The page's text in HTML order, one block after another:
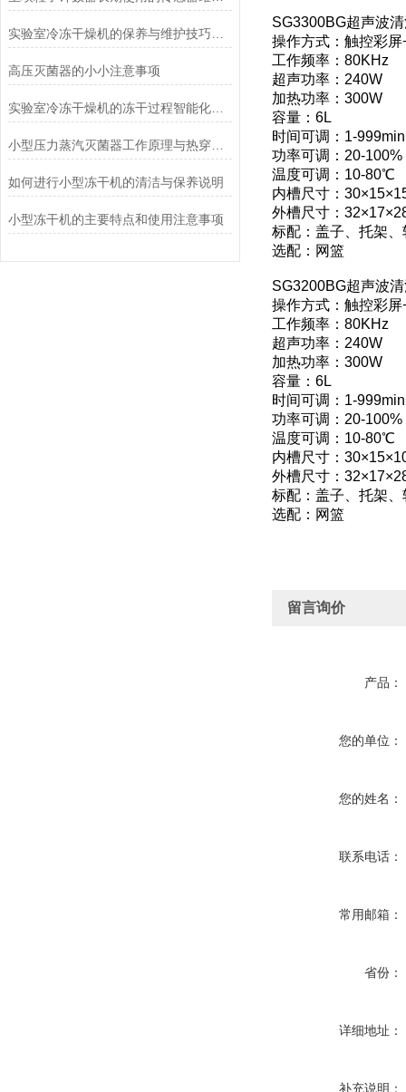
高压灭菌器的小小注意事项
实验室冷冻干燥机的冻干过程智能化功能和基本操作流程
小型压力蒸汽灭菌器工作原理与热穿透性分析
如何进行小型冻干机的清洁与保养说明
小型冻干机的主要特点和使用注意事项
SG3300BG超声波
操作方式：触控彩
工作频率：80KHz
超声功率：240W
加热功率：300W
容量：6L
时间可调：1-999min
功率可调：20-100%
温度可调：10-80℃
内槽尺寸：
外槽尺寸：
标配：盖子、托架、
选配：网篮
SG3200BG超声波
操作方式：触控彩
工作频率：80KHz
超声功率：240W
加热功率：300W
容量：6L
时间可调：1-999min
功率可调：20-100%
温度可调：10-80℃
内槽尺寸：
外槽尺寸：
标配：盖子、托架、
选配：网篮
留言询价
产品：
您的单位：
您的姓名：
联系电话：
常用邮箱：
省份：
详细地址：
补充说明：